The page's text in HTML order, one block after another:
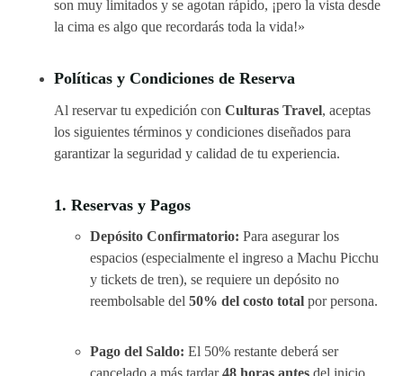
son muy limitados y se agotan rápido, ¡pero la vista desde
la cima es algo que recordarás toda la vida!»
Políticas y Condiciones de Reserva
Al reservar tu expedición con Culturas Travel, aceptas
los siguientes términos y condiciones diseñados para
garantizar la seguridad y calidad de tu experiencia.
1. Reservas y Pagos
Depósito Confirmatorio: Para asegurar los
espacios (especialmente el ingreso a Machu Picchu
y tickets de tren), se requiere un depósito no
reembolsable del 50% del costo total por persona.
Pago del Saldo: El 50% restante deberá ser
cancelado a más tardar48 horas antes del inicio